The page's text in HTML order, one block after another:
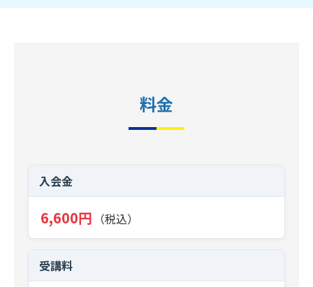
料金
入会金
6,600円 （税込）
受講料